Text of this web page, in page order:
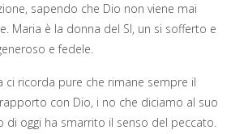
sapendo che Dio non viene mai
Maria è la donna del SI, un si sofferto e
e fedele.
ci ricorda pure che rimane sempre il
con Dio, i no che diciamo al suo
di oggi ha smarrito il senso del peccato.